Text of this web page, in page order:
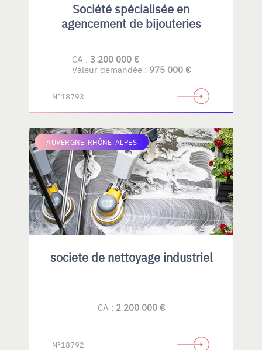
Société spécialisée en
agencement de bijouteries
CA : 3 200 000 €
Valeur demandée : 975 000 €
N°18793
AUVERGNE-RHÔNE-ALPES
societe de nettoyage industriel
CA : 2 200 000 €
N°18792